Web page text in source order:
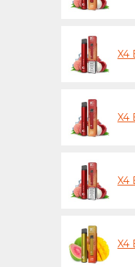
X4
X4
X4
X4